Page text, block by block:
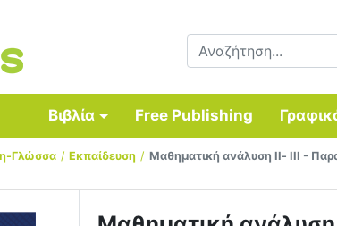
Βιβλία Free Publishing
Γλώσσα Εκπαίδευση Μαθηματική ανάλυση ΙΙ- ΙΙΙ -